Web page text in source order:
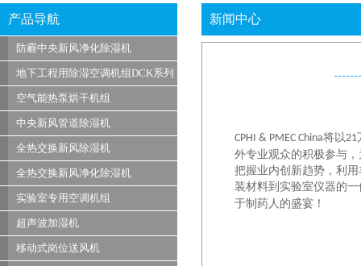
产品导航
防霾中央新风净化除湿机
地下工程用除湿空调机组DCK系列
空气能热泵烘干机组
中央新风管道除湿机
全热交换新风除湿机
全热交换新风净化除湿机
实验室专用空调机组
超声波加湿机
移动式岗位送风机
新闻中心
CPHI & PMEC China将以21
外专业观众的积极参与
把握业内创新趋势，利
装材料到实验室仪器的
于制药人的盛宴！